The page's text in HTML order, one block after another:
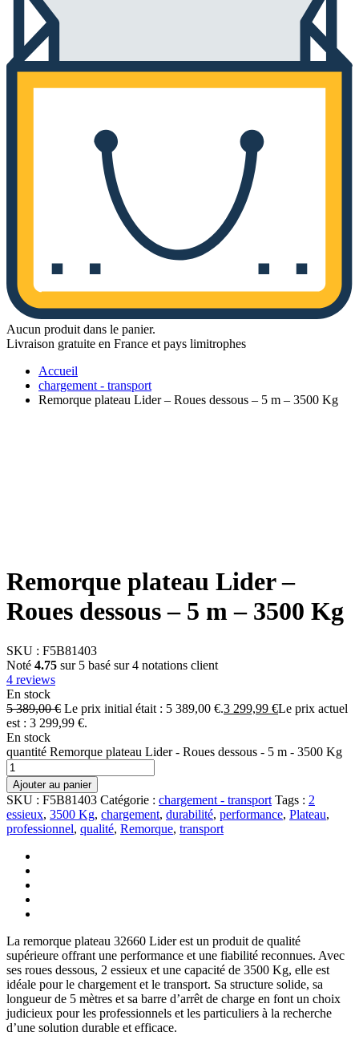
Aucun produit dans le panier.
Livraison gratuite en France et pays limitrophes
Accueil
chargement - transport
Remorque plateau Lider – Roues dessous – 5 m – 3500 Kg
Remorque plateau Lider –
Roues dessous – 5 m – 3500 Kg
SKU : F5B81403
Noté 4.75 sur 5 basé sur4 notations client
4 reviews
En stock
5 389,00€ Le prix initial était : 5 389,00 €.3 299,99 €Le prix actuel
est : 3 299,99 €.
En stock
quantité Remorque plateau Lider - Roues dessous - 5 m - 3500 Kg
Ajouter au panier
SKU : F5B81403 Catégorie : chargement - transport Tags : 2
essieux, 3500 Kg, chargement, durabilité, performance, Plateau,
professionnel, qualité, Remorque, transport
La remorque plateau 32660 Lider est un produit de qualité
supérieure offrant une performance et une fiabilité reconnues. Avec
ses roues dessous, 2 essieux et une capacité de 3500 Kg, elle est
idéale pour le chargement et le transport. Sa structure solide, sa
longueur de 5 mètres et sa barre d’arrêt de charge en font un choix
judicieux pour les professionnels et les particuliers à la recherche
d’une solution durable et efficace.